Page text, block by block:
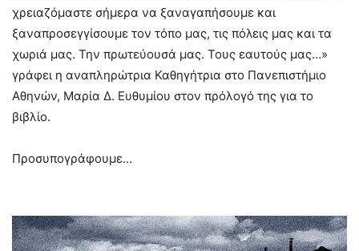
χρειαζόμαστε σήμερα να ξαναγαπήσουμε και
ξαναπροσεγγίσουμε τον τόπο μας, τις πόλεις μας και τα
χωριά μας. Την πρωτεύουσά μας. Τους εαυτούς μας…»
γράφει η αναπληρώτρια Καθηγήτρια στο Πανεπιστήμιο
Αθηνών, Μαρία Δ. Ευθυμίου στον πρόλογό της για το
βιβλίο.
Προσυπογράφουμε…